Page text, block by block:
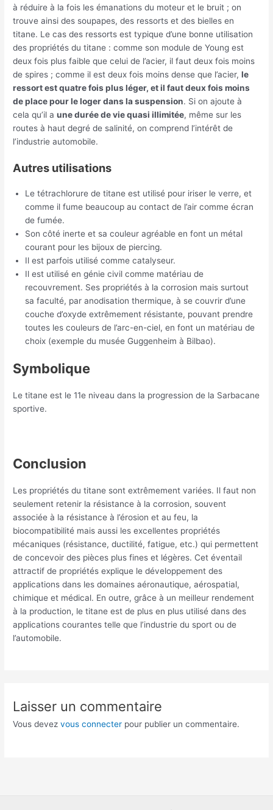
à réduire à la fois les émanations du moteur et le bruit ; on
trouve ainsi des soupapes, des ressorts et des bielles en
titane. Le cas des ressorts est typique d’une bonne utilisation
des propriétés du titane : comme son module de Young est
deux fois plus faible que celui de l’acier, il faut deux fois moins
de spires ; comme il est deux fois moins dense que l’acier,le
ressort est quatre fois plus léger, et il faut deux fois moins
de place pour le loger dans la suspension. Si on ajoute à
cela qu’il aune durée de vie quasi illimitée, même sur les
routes à haut degré de salinité, on comprend l’intérêt de
l’industrie automobile.
Autres utilisations
Le tétrachlorure de titane est utilisé pour iriser le verre, et
comme il fume beaucoup au contact de l’air comme écran
de fumée.
Son côté inerte et sa couleur agréable en font un métal
courant pour les bijoux de piercing.
Il est parfois utilisé comme catalyseur.
Il est utilisé en génie civil comme matériau de
recouvrement. Ses propriétés à la corrosion mais surtout
sa faculté, par anodisation thermique, à se couvrir d’une
couche d’oxyde extrêmement résistante, pouvant prendre
toutes les couleurs de l’arc-en-ciel, en font un matériau de
choix (exemple du musée Guggenheim à Bilbao).
Symbolique
Le titane est le 11e niveau dans la progression de la Sarbacane
sportive.
Conclusion
Les propriétés du titane sont extrêmement variées. Il faut non
seulement retenir la résistance à la corrosion, souvent
associée à la résistance à l’érosion et au feu, la
biocompatibilité mais aussi les excellentes propriétés
mécaniques (résistance, ductilité, fatigue, etc.) qui permettent
de concevoir des pièces plus fines et légères. Cet éventail
attractif de propriétés explique le développement des
applications dans les domaines aéronautique, aérospatial,
chimique et médical. En outre, grâce à un meilleur rendement
à la production, le titane est de plus en plus utilisé dans des
applications courantes telle que l’industrie du sport ou de
l’automobile.
Laisser un commentaire
Vous devezvous connecter pour publier un commentaire.